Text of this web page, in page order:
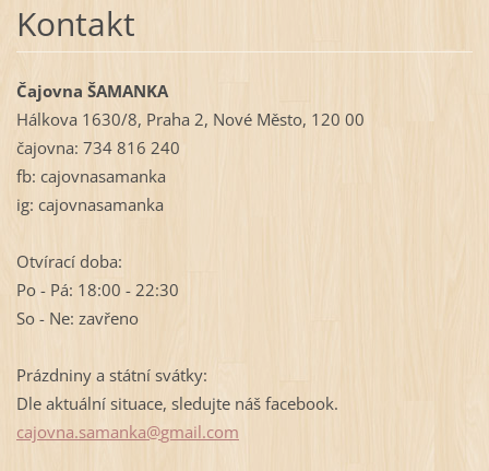
Kontakt
Čajovna ŠAMANKA
Hálkova 1630/8, Praha 2, Nové Město, 120 00
čajovna: 734 816 240
fb: cajovnasamanka
ig: cajovnasamanka
Otvírací doba:
Po - Pá: 18:00 - 22:30
So - Ne: zavřeno
Prázdniny a státní svátky:
Dle aktuální situace, sledujte náš facebook.
cajovna.samanka@gmail.com